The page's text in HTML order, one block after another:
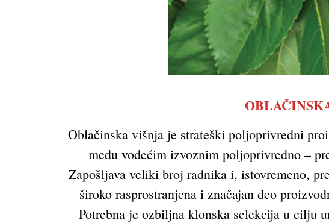
Oblačinska višnja je strateški poljoprivredni
među vodećim izvoznim poljoprivredno –
Zapošljava veliki broj radnika i, istovremeno,
široko rasprostranjena i značajan deo
Potrebna je ozbiljna klonska selekcija u cilju